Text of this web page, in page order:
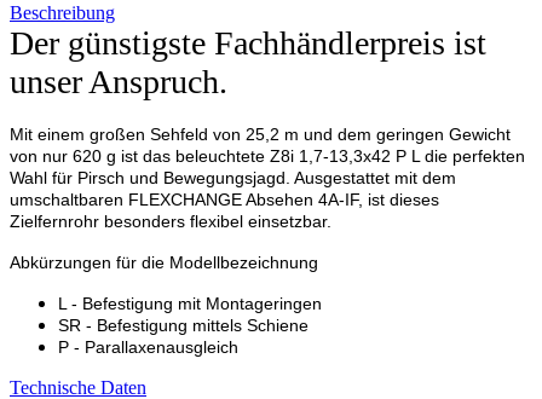
Beschreibung
Der günstigste Fachhändlerpreis ist
unser Anspruch.
Mit einem großen Sehfeld von 25,2 m und dem geringen Gewicht
von nur 620 g ist das beleuchtete Z8i 1,7-13,3x42 P L die perfekten
Wahl für Pirsch und Bewegungsjagd. Ausgestattet mit dem
umschaltbaren FLEXCHANGE Absehen 4A-IF, ist dieses
Zielfernrohr besonders flexibel einsetzbar.
Abkürzungen für die Modellbezeichnung
L - Befestigung mit Montageringen
SR - Befestigung mittels Schiene
P - Parallaxenausgleich
Technische Daten